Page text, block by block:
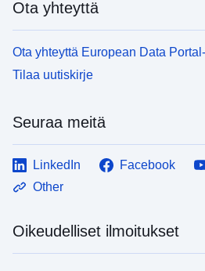
Ota yhteyttä
Ota yhteyttä European Data
Tilaa uutiskirje
Seuraa meitä
LinkedIn Facebook
Other
Oikeudelliset ilmoitukset